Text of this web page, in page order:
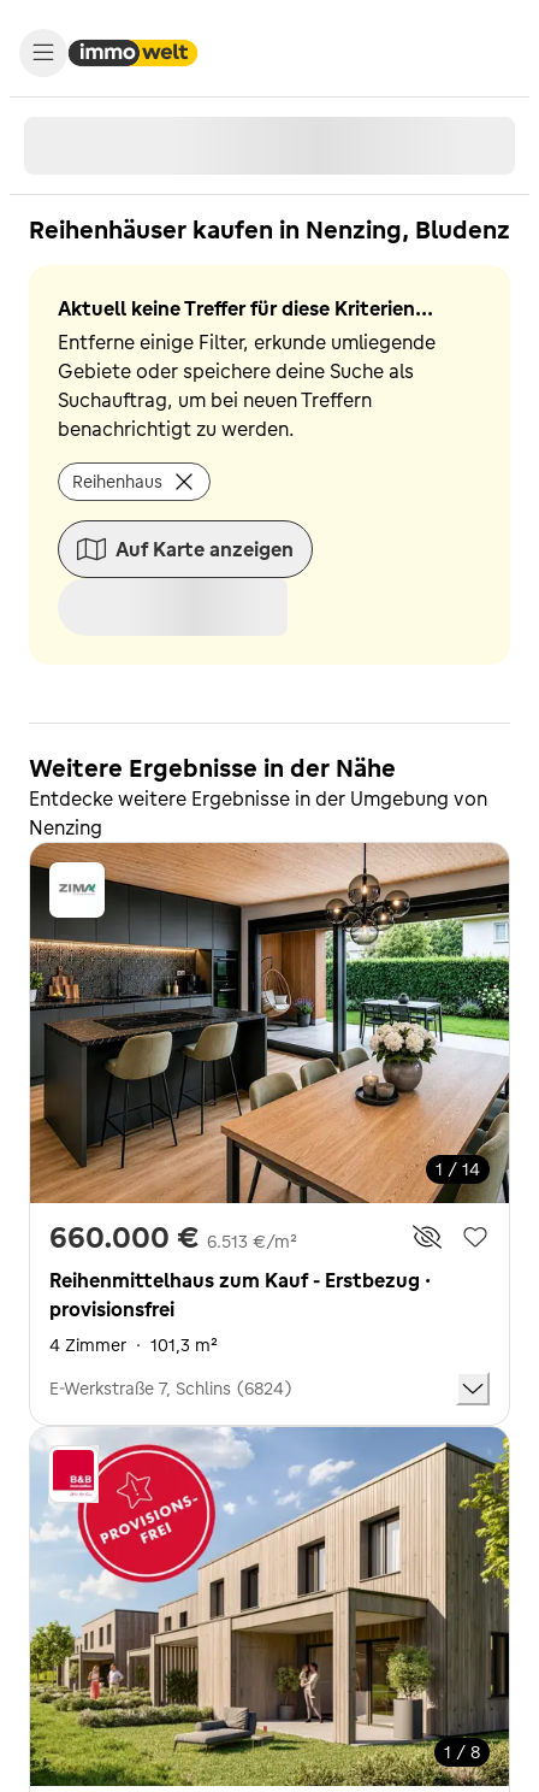
Reihenhäuser kaufen in Nenzing, Bludenz
Aktuell keine Treffer für diese Kriterien...
Entferne einige Filter, erkunde umliegende
Gebiete oder speichere deine Suche als
Suchauftrag, um bei neuen Treffern
benachrichtigt zu werden.
Reihenhaus
Auf Karte anzeigen
Weitere Ergebnisse in der Nähe
Entdecke weitere Ergebnisse in der Umgebung von
Nenzing
1 / 14
660.000 € 6.513 €/m²
Reihenmittelhaus zum Kauf - Erstbezug ·
provisionsfrei
4 Zimmer · 101,3 m²
E-Werkstraße 7, Schlins (6824)
1 / 8